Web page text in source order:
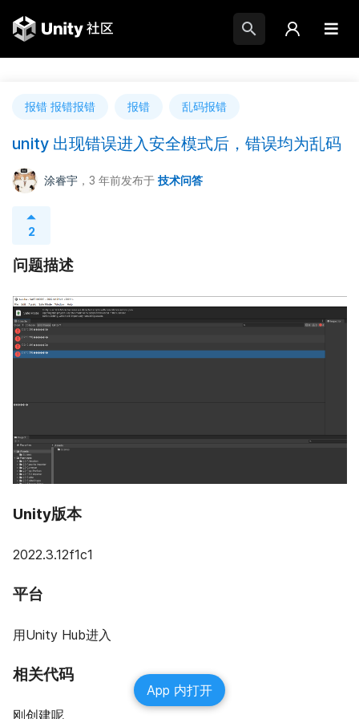
报错 报错报错 报错 乱码报错
unity 出现错误进入安全模式后，错误均为乱码
涂睿宇 ，3 年前发布于 技术问答
2
问题描述
Unity版本
2022.3.12f1c1
平台
用Unity Hub进入
相关代码
刚创建呢
App 内打开